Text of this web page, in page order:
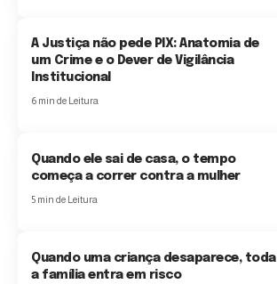
A Justiça não pede PIX: Anatomia de
um Crime e o Dever de Vigilância
Institucional
6 min de Leitura
Quando ele sai de casa, o tempo
começa a correr contra a mulher
5 min de Leitura
Quando uma criança desaparece, toda
a família entra em risco